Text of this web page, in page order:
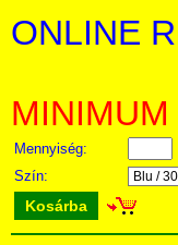
ONLINE
Mennyiség:
Szín:
Kosárba